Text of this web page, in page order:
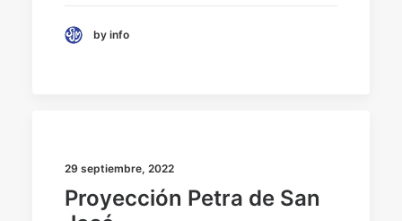
by info
29 septiembre, 2022
Proyección Petra de San